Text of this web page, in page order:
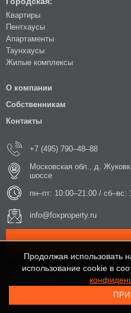
Квартиры
Пентхаусы
Апартаменты
Таунхаусы
Жилые комплексы
О компании
Собственникам
Контакты
+7 (495) 790–48–88
Московская обл., д.
шоссе
пн–пт: 10:00–21:00 / сб–вс:
info@foxproperty.ru
ЗАКАЗАТЬ
Продолжая использовать
использование cookie в